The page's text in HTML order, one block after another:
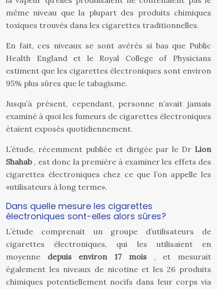
même niveau que la plupart des produits chimiques
toxiques trouvés dans les cigarettes traditionnelles.
En fait, ces niveaux se sont avérés si bas que Public
Health England et le Royal College of Physicians
estiment que les cigarettes électroniques sont environ
95% plus sûres que le tabagisme.
Jusqu’à présent, cependant, personne n’avait jamais
examiné à quoi les fumeurs de cigarettes électroniques
étaient exposés quotidiennement.
L’étude, récemment publiée et dirigée par le Dr Lion
Shahab, est donc la première à examiner les effets des
cigarettes électroniques chez ce que l’on appelle les
«utilisateurs à long terme».
Dans quelle mesure les cigarettes
électroniques sont-elles alors sûres?
L’étude comprenait un groupe d’utilisateurs de
cigarettes électroniques, qui les utilisaient en
moyenne depuis environ 17 mois, et mesurait
également les niveaux de nicotine et les 26 produits
chimiques potentiellement nocifs dans leur corps via